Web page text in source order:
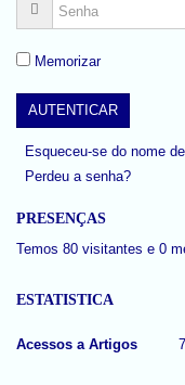
Memorizar
Esqueceu-se do nome
Perdeu a senha?
PRESENÇAS
Temos 80 visitantes e 0
ESTATISTICA
Acessos a Artigos